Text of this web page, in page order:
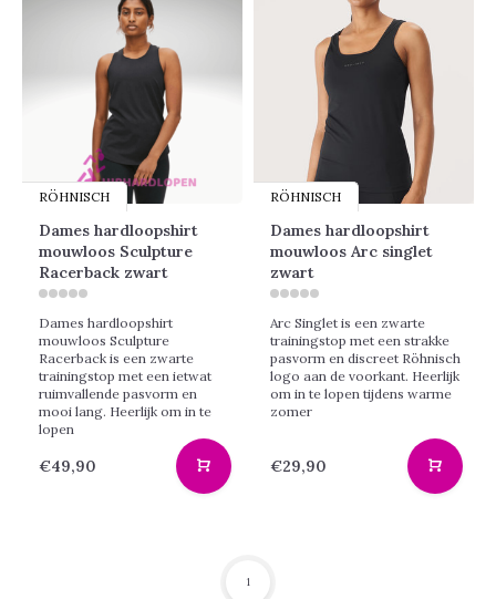
RÖHNISCH
Dames hardloopshirt
mouwloos Sculpture
Racerback zwart
Dames hardloopshirt
mouwloos Sculpture
Racerback is een zwarte
trainingstop met een ietwat
ruimvallende pasvorm en
mooi lang. Heerlijk om in te
lopen
€49,90
RÖHNISCH
Dames hardloopshirt
mouwloos Arc singlet
zwart
Arc Singlet is een zwarte
trainingstop met een strakke
pasvorm en discreet Röhnisch
logo aan de voorkant. Heerlijk
om in te lopen tijdens warme
zomer
€29,90
1